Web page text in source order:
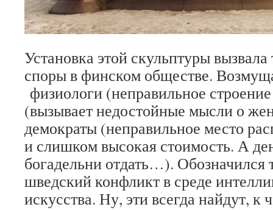
Установка этой скульптуры
споры в финском обществе.
физиологи (неправильное
(вызывает недостойные мысли о
демократы (неправильное место
и слишком высокая стоимость. А
богадельни отдать…).
шведский конфликт в среде
искусства. Ну, эти всегда найдут, к